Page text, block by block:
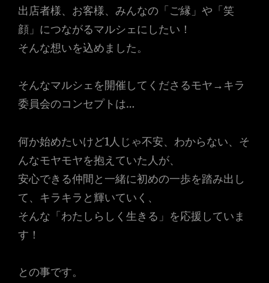
出店者様、お客様、みんなの「ご縁」や「笑
顔」につながるマルシェにしたい！
そんな想いを込めました。
そんなマルシェを開催してくださるモヤ→キラ
委員会のコンセプトは…
何か始めたいけど1人じゃ不安、わからない、そ
んなモヤモヤを抱えていた人が、
安心できる仲間と一緒に初めの一歩を踏み出し
て、キラキラと輝いていく、
そんな「わたしらしく生きる」を応援していま
す！
との事です。